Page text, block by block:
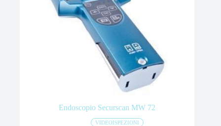
Endoscopio Securscan MW 72
VIDEOISPEZIONI